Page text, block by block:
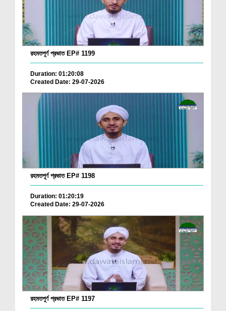
রহমতপূর্ণ প্রভাত EP# 1199
Duration: 01:20:08
Created Date: 29-07-2026
রহমতপূর্ণ প্রভাত EP# 1198
Duration: 01:20:19
Created Date: 29-07-2026
রহমতপূর্ণ প্রভাত EP# 1197